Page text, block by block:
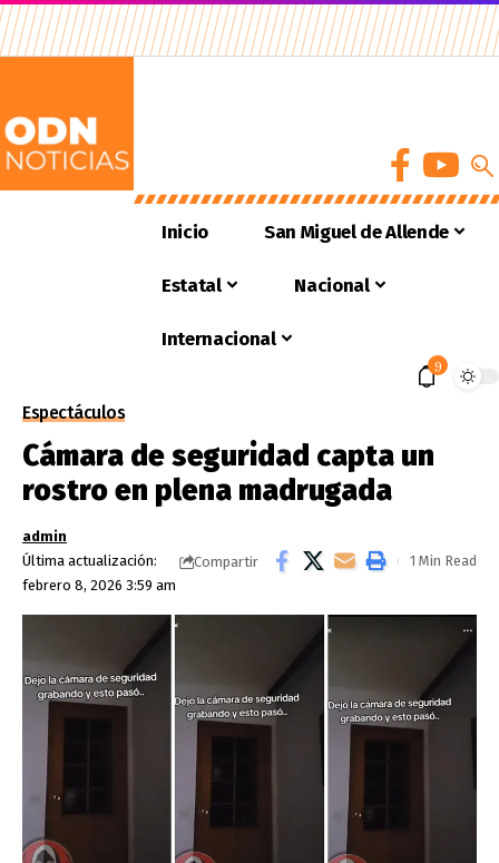
Inicio San Miguel de Allende
Estatal Nacional
Internacional
9
Espectáculos
Cámara de seguridad capta un
rostro en plena madrugada
Última actualización:
febrero 8, 2026 3:59 am
admin
Compartir
1 Min Read